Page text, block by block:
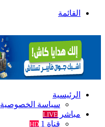
القائمة
الرئيسية
سياسة الخصوصية
مباشر LIVE
قناة 1 HD